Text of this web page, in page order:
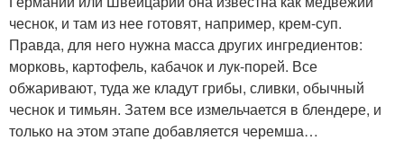
чеснок, и там из нее готовят, например, крем-суп.
Правда, для него нужна масса других ингредиентов:
морковь, картофель, кабачок и лук-порей. Все
обжаривают, туда же кладут грибы, сливки, обычный
чеснок и тимьян. Затем все измельчается в блендере, и
только на этом этапе добавляется черемша…